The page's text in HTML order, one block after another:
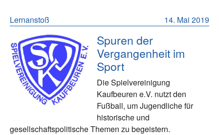
14. Mai 2019
Lernanstoß
Spuren der
Vergangenheit im
Sport
Die Spielvereinigung
Kaufbeuren e.V. nutzt den
Fußball, um Jugendliche für
historische und
gesellschaftspolitische Themen zu begeistern.